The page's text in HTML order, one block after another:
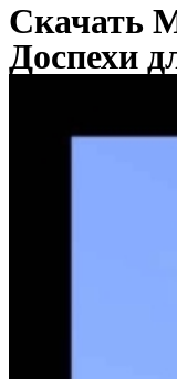
Скачать
Доспехи